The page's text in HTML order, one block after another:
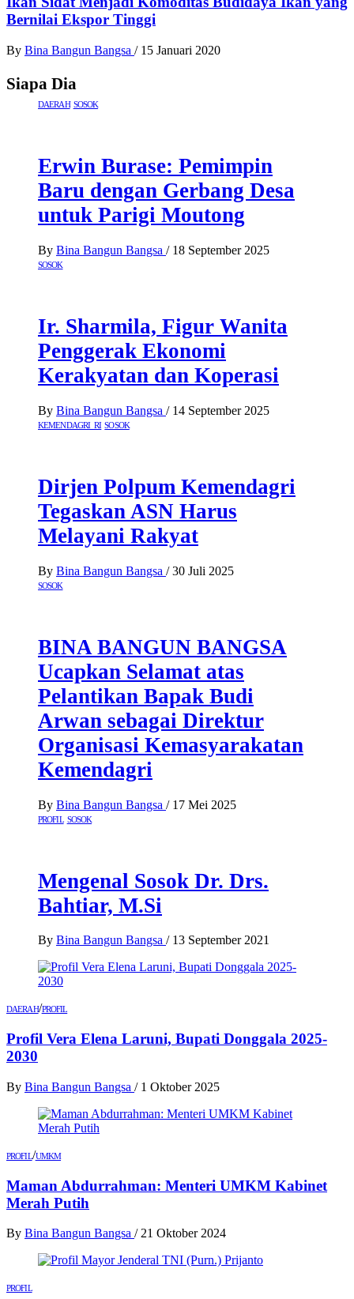
Bernilai Ekspor Tinggi
By Bina Bangun Bangsa / 15 Januari 2020
Siapa Dia
DAERAH SOSOK
Erwin Burase: Pemimpin
Baru dengan Gerbang Desa
untuk Parigi Moutong
By Bina Bangun Bangsa / 18 September 2025
SOSOK
Ir. Sharmila, Figur Wanita
Penggerak Ekonomi
Kerakyatan dan Koperasi
By Bina Bangun Bangsa / 14 September 2025
KEMENDAGRI RI SOSOK
Dirjen Polpum Kemendagri
Tegaskan ASN Harus
Melayani Rakyat
By Bina Bangun Bangsa / 30 Juli 2025
SOSOK
BINA BANGUN BANGSA
Ucapkan Selamat atas
Pelantikan Bapak Budi
Arwan sebagai Direktur
Organisasi Kemasyarakatan
Kemendagri
By Bina Bangun Bangsa / 17 Mei 2025
PROFIL SOSOK
Mengenal Sosok Dr. Drs.
Bahtiar, M.Si
By Bina Bangun Bangsa / 13 September 2021
DAERAH/PROFIL
Profil Vera Elena Laruni, Bupati Donggala 2025-
2030
By Bina Bangun Bangsa / 1 Oktober 2025
PROFIL/UMKM
Maman Abdurrahman: Menteri UMKM Kabinet
Merah Putih
By Bina Bangun Bangsa / 21 Oktober 2024
PROFIL